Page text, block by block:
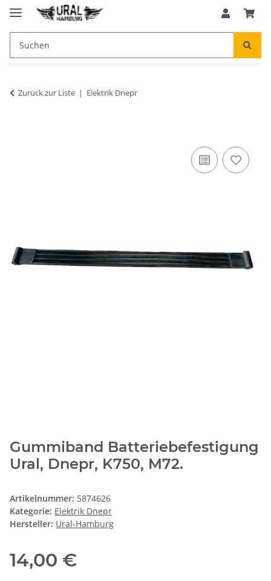
Zurück zur Liste Elektrik Dnepr
Gummiband Batteriebefestigung
Ural, Dnepr, K750, M72.
Artikelnummer: 5874626
Kategorie: Elektrik Dnepr
Hersteller: Ural-Hamburg
14,00 €